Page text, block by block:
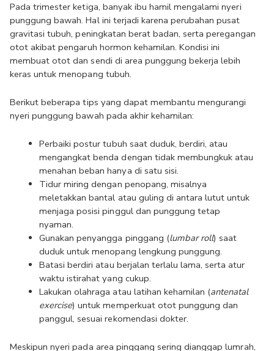
Pada trimester ketiga, banyak ibu hamil mengalami nyeri
punggung bawah. Hal ini terjadi karena perubahan pusat
gravitasi tubuh, peningkatan berat badan, serta peregangan
otot akibat pengaruh hormon kehamilan. Kondisi ini
membuat otot dan sendi di area punggung bekerja lebih
keras untuk menopang tubuh.
Berikut beberapa tips yang dapat membantu mengurangi
nyeri punggung bawah pada akhir kehamilan:
Perbaiki postur tubuh saat duduk, berdiri, atau
mengangkat benda dengan tidak membungkuk atau
menahan beban hanya di satu sisi.
Tidur miring dengan penopang, misalnya
meletakkan bantal atau guling di antara lutut untuk
menjaga posisi pinggul dan punggung tetap
nyaman.
Gunakan penyangga pinggang (lumbar roll) saat
duduk untuk menopang lengkung punggung.
Batasi berdiri atau berjalan terlalu lama, serta atur
waktu istirahat yang cukup.
Lakukan olahraga atau latihan kehamilan (antenatal
exercise) untuk memperkuat otot punggung dan
panggul, sesuai rekomendasi dokter.
Meskipun nyeri pada area pinggang sering dianggap lumrah,